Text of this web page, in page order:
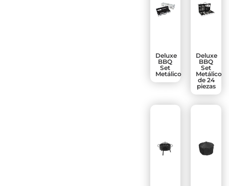
Deluxe
BBQ
Set
Metálico
Deluxe
BBQ
Set
Metálico
de 24
piezas